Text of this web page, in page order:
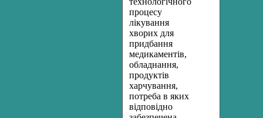
процесу
лікування
хворих для
придбання
медикаментів,
обладнання,
продуктів
харчування,
потреба в яких
відповідно